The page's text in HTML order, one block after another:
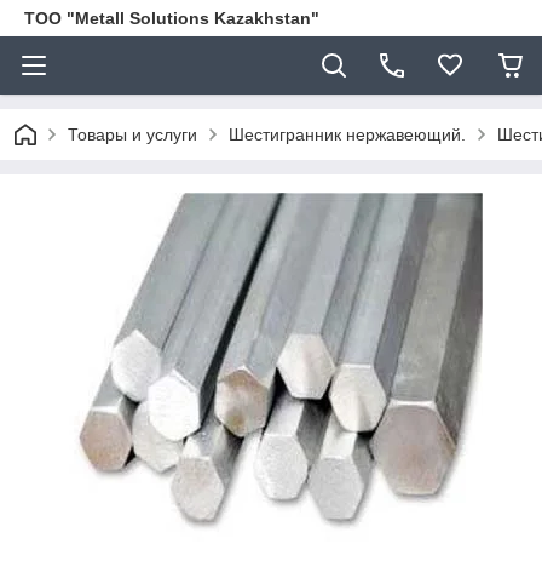
ТОО "Metall Solutions Kazakhstan"
Товары и услуги Шестигранник нержавеющий.